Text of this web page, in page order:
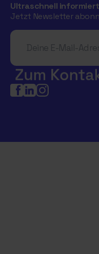
Ultraschnell
Jetzt Newsletter
Deine E-Mail-Adresse